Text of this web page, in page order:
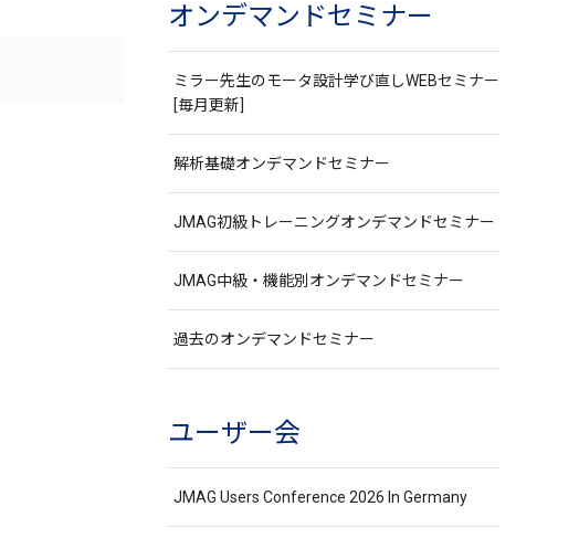
オンデマンドセミナー
ミラー先生のモータ設計学び直しWEBセミナー
[毎月更新]
解析基礎オンデマンドセミナー
JMAG初級トレーニングオンデマンドセミナー
JMAG中級・機能別オンデマンドセミナー
過去のオンデマンドセミナー
ユーザー会
JMAG Users Conference 2026 In Germany